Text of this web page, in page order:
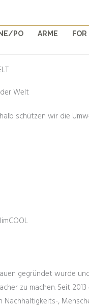
PO ARME FOR
Welt
schützen wir die
gegründet wurde
zu machen. Seit
,